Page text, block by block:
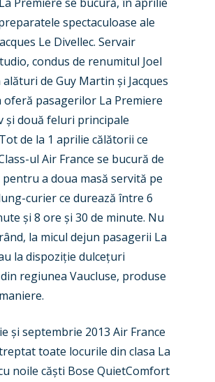
spectaculoase ale
Le Divellec. Servair
condus de renumitul Joel
de Guy Martin și Jacques
oferă pasagerilor La Premiere
și două feluri principale
de la 1 aprilie călătorii ce
ul Air France se bucură de
pentru a doua masă servită pe
curier ce durează între 6
și 8 ore și 30 de minute. Nu
la micul dejun pasagerii La
la dispoziție dulcețuri
regiunea Vaucluse, produse
și septembrie 2013 Air France
toate locurile din clasa La
noile căști Bose QuietComfort